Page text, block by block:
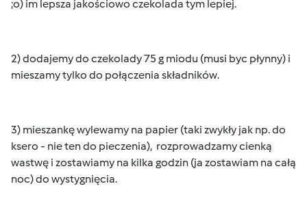
;o) im lepsza jakościowo czekolada tym lepiej.
2) dodajemy do czekolady 75 g miodu (musi byc płynny) i
mieszamy tylko do połączenia składników.
3) mieszankę wylewamy na papier (taki zwykły jak np. do
ksero - nie ten do pieczenia), rozprowadzamy cienką
wastwę i zostawiamy na kilka godzin (ja zostawiam na całą
noc) do wystygnięcia.